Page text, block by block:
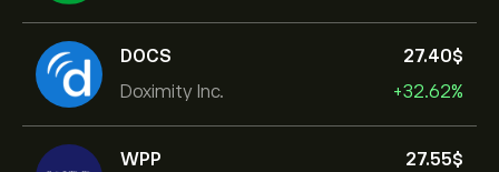
DOCS
Doximity Inc.
27.40‎$‎
+32.62%
WPP
27.55‎$‎